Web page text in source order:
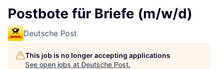
Postbote für Briefe (m/w/d)
Deutsche Post
This job is no longer accepting applications
See open jobs at Deutsche Post.